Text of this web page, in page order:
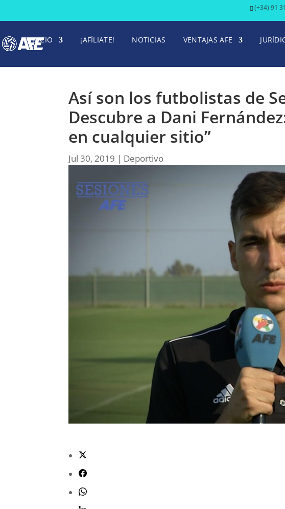
(+34) 91
INICIO ¡AFÍLIATE! NOTICIAS VENTAJAS AFE
Así son los futbolistas de
Descubre a Dani
en cualquier sitio”
Jul 30, 2019 | Deportivo